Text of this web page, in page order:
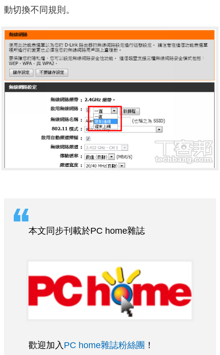
動切換不同規則。
本文同步刊載於PC home雜誌
歡迎加入 PC home雜誌粉絲團 ！